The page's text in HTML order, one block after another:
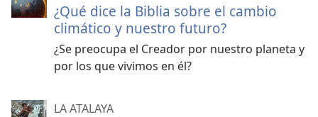
¿Qué dice la Biblia sobre el cambio
climático y nuestro futuro?
¿Se preocupa el Creador por nuestro planeta y
por los que vivimos en él?
LA ATALAYA